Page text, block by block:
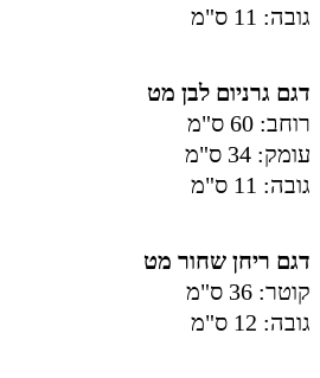
גובה: 11 ס"מ
דגם גרניום לבן מט
רוחב: 60 ס"מ
עומק: 34 ס"מ
גובה: 11 ס"מ
דגם ריחן שחור מט
קוטר: 36 ס"מ
גובה: 12 ס"מ